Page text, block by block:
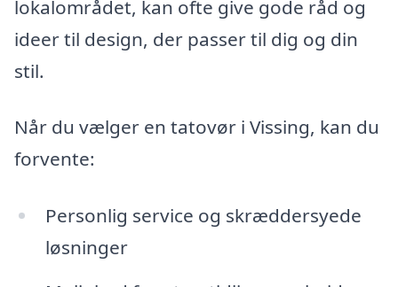
lokalområdet, kan ofte give gode råd og
ideer til design, der passer til dig og din
stil.
Når du vælger en tatovør i Vissing, kan du
forvente:
Personlig service og skræddersyede
løsninger